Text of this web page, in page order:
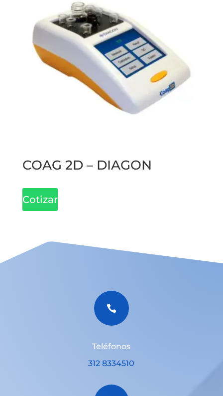
COAG 2D – DIAGON
Cotizar

Teléfonos
312 8334510